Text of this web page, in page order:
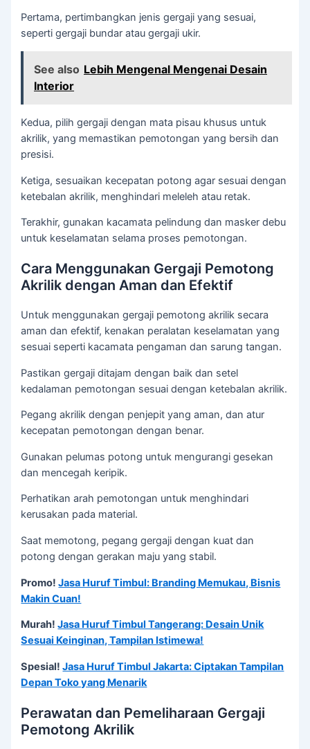
Pertama, pertimbangkan jenis gergaji yang sesuai,
seperti gergaji bundar atau gergaji ukir.
See also Lebih Mengenal Mengenai Desain
Interior
Kedua, pilih gergaji dengan mata pisau khusus untuk
akrilik, yang memastikan pemotongan yang bersih dan
presisi.
Ketiga, sesuaikan kecepatan potong agar sesuai dengan
ketebalan akrilik, menghindari meleleh atau retak.
Terakhir, gunakan kacamata pelindung dan masker debu
untuk keselamatan selama proses pemotongan.
Cara Menggunakan Gergaji Pemotong
Akrilik dengan Aman dan Efektif
Untuk menggunakan gergaji pemotong akrilik secara
aman dan efektif, kenakan peralatan keselamatan yang
sesuai seperti kacamata pengaman dan sarung tangan.
Pastikan gergaji ditajam dengan baik dan setel
kedalaman pemotongan sesuai dengan ketebalan akrilik.
Pegang akrilik dengan penjepit yang aman, dan atur
kecepatan pemotongan dengan benar.
Gunakan pelumas potong untuk mengurangi gesekan
dan mencegah keripik.
Perhatikan arah pemotongan untuk menghindari
kerusakan pada material.
Saat memotong, pegang gergaji dengan kuat dan
potong dengan gerakan maju yang stabil.
Promo!Jasa Huruf Timbul: Branding Memukau, Bisnis
Makin Cuan!
Murah!Jasa Huruf Timbul Tangerang: Desain Unik
Sesuai Keinginan, Tampilan Istimewa!
Spesial!Jasa Huruf Timbul Jakarta: Ciptakan Tampilan
Depan Toko yang Menarik
Perawatan dan Pemeliharaan Gergaji
Pemotong Akrilik